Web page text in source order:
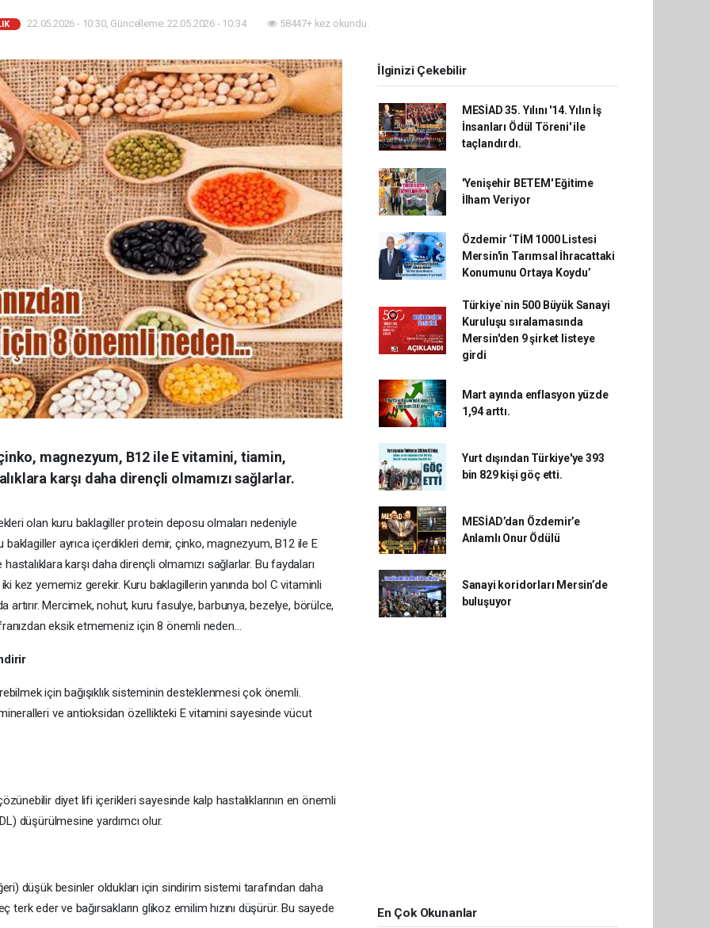
22.05.2026 - 10:30, Güncelleme: 22.05.2026 - 10:34 58447+ kez okundu.
magnezyum, B12 ile E vitamini, tiamin,
karşı daha dirençli olmamızı sağlarlar.
olan kuru baklagiller protein deposu olmaları nedeniyle
baklagiller ayrıca içerdikleri demir, çinko, magnezyum, B12 ile E
karşı daha dirençli olmamızı sağlarlar. Bu faydaları
kez yememiz gerekir. Kuru baklagillerin yanında bol C vitaminli
Mercimek, nohut, kuru fasulye, barbunya, bezelye, börülce,
eksik etmemeniz için 8 önemli neden…
için bağışıklık sisteminin desteklenmesi çok önemli.
ve antioksidan özellikteki E vitamini sayesinde vücut
diyet lifi içerikleri sayesinde kalp hastalıklarının en önemli
düşürülmesine yardımcı olur.
düşük besinler oldukları için sindirim sistemi tarafından daha
terk eder ve bağırsakların glikoz emilim hızını düşürür. Bu sayede
İlginizi Çekebilir
MESİAD 35. Yılını '14. Yılın İş
İnsanları Ödül Töreni' ile
taçlandırdı.
'Yenişehir BETEM' Eğitime
İlham Veriyor
Özdemir ‘TİM 1000 Listesi
Mersin'in Tarımsal İhracattaki
Konumunu Ortaya Koydu’
Türkiye`nin 500 Büyük Sanayi
Kuruluşu sıralamasında
Mersin'den 9 şirket listeye
girdi
Mart ayında enflasyon yüzde
1,94 arttı.
Yurt dışından Türkiye'ye 393
bin 829 kişi göç etti.
MESİAD’dan Özdemir’e
Anlamlı Onur Ödülü
Sanayi koridorları Mersin’de
buluşuyor
En Çok Okunanlar